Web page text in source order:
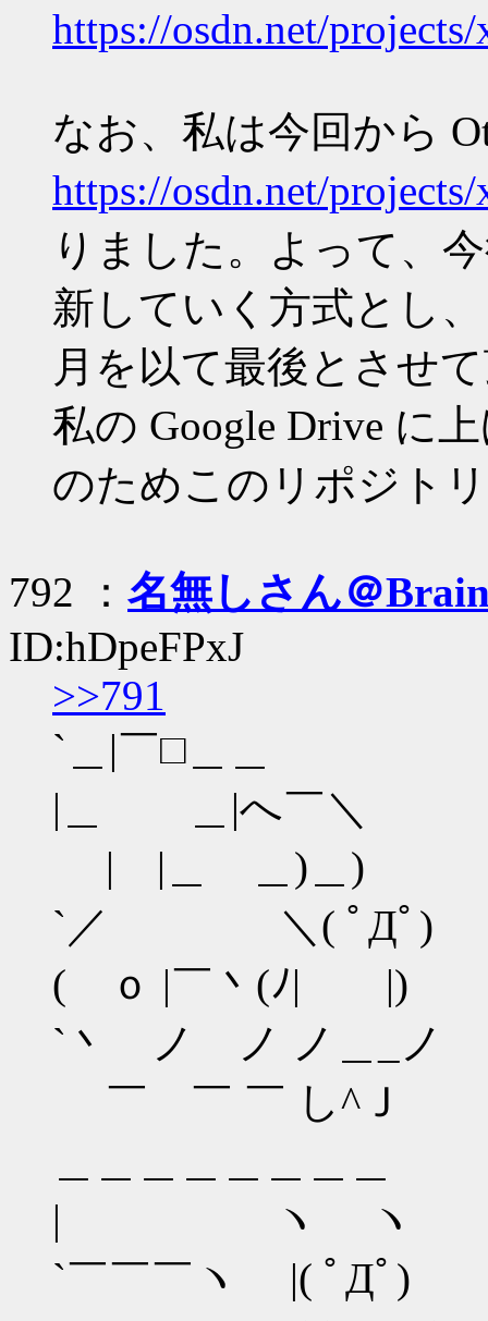
https://osdn.net/
なお、私は今回から
https://osdn.net/
りました。よって、
新していく方式とし
月を以て最後とさせ
私の Google Drive に
のためこのリポジト
792 ： 名無しさん＠
ID:hDpeFPxJ
>>791
`＿|￣□＿＿
|＿ ＿|へ￣＼
| |＿ゝ＿)＿)
`／ ＼( ﾟДﾟ)
( ｏ |￣丶(ﾉ| |)
`丶 ノ ノ ノ＿_ノ
￣ ￣ ￣ し^Ｊ
| ヽ ヽ
`￣￣￣ヽ |( ﾟДﾟ)